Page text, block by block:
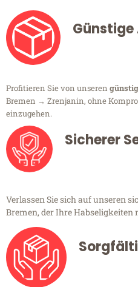
Profitieren Sie von unseren
Bremen → Zrenjanin, ohne
einzugehen.
Sicherer
Verlassen Sie sich auf unseren
Bremen, der Ihre